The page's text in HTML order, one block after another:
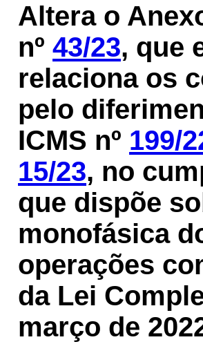
Altera o
nº 43/23, que
relaciona os
pelo
ICMS nº 199/
15/23, no
que dispõe
monofásica
operações
da Lei
março de